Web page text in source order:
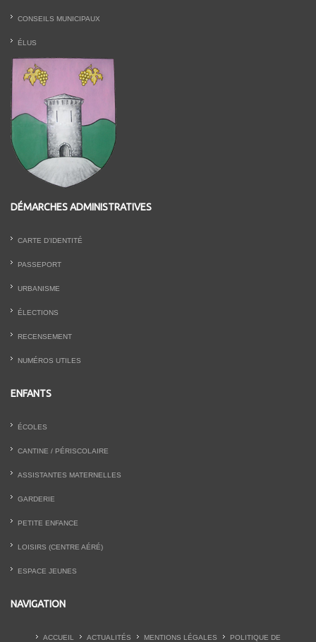
CONSEILS MUNICIPAUX
ÉLUS
DÉMARCHES ADMINISTRATIVES
CARTE D’IDENTITÉ
PASSEPORT
URBANISME
ÉLECTIONS
RECENSEMENT
NUMÉROS UTILES
ENFANTS
ÉCOLES
CANTINE / PÉRISCOLAIRE
ASSISTANTES MATERNELLES
GARDERIE
PETITE ENFANCE
LOISIRS (CENTRE AÉRÉ)
ESPACE JEUNES
NAVIGATION
ACCUEIL ACTUALITÉS MENTIONS LÉGALES POLITIQUE DE